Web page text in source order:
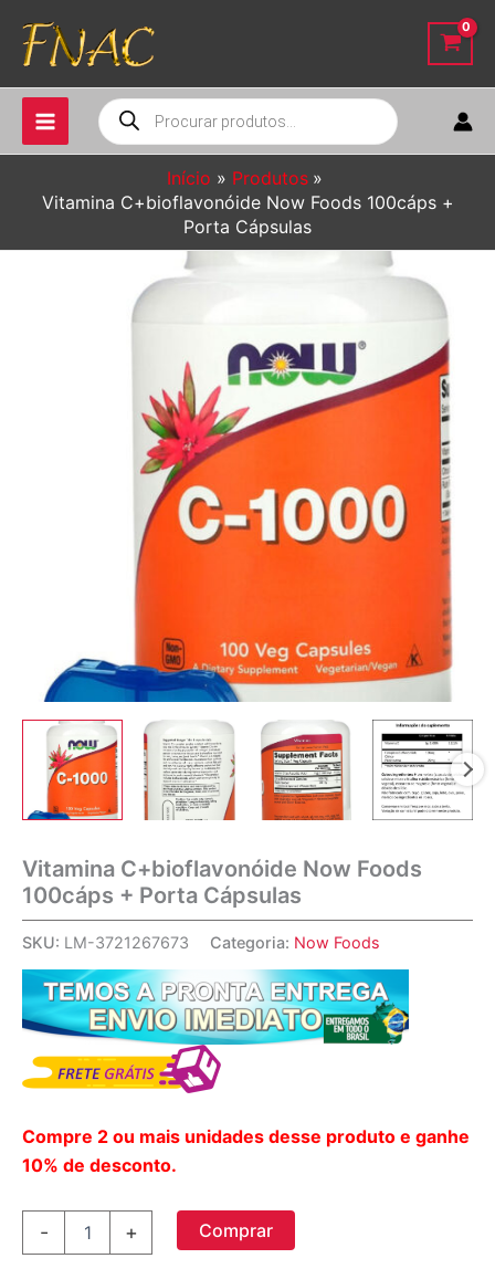
para
conteúdo
Pesquisar
produtos
Início
Produtos
Vitamina C+bioflavonóide Now Foods 100cáps +
Porta Cápsulas
Vitamina C+bioflavonóide Now Foods
100cáps + Porta Cápsulas
SKU: LM-3721267673 Categoria: Now Foods
Compre 2 ou mais unidades desse produto e ganhe
10% de desconto.
-
C+bioflavonóide+ Comprar